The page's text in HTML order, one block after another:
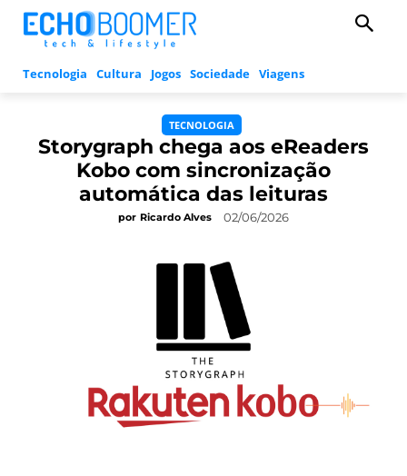
Tecnologia Cultura Jogos Sociedade Viagens
TECNOLOGIA
Storygraph chega aos eReaders
Kobo com sincronização
automática das leituras
por Ricardo Alves 02/06/2026